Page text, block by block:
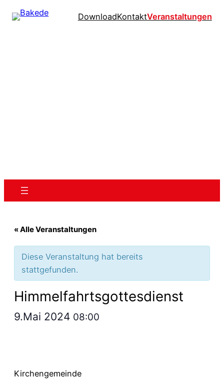
DownloadKontaktVeranstaltungen
« Alle Veranstaltungen
Diese Veranstaltung hat bereits
stattgefunden.
Himmelfahrtsgottesdienst
9.Mai 2024 08:00
Kirchengemeinde